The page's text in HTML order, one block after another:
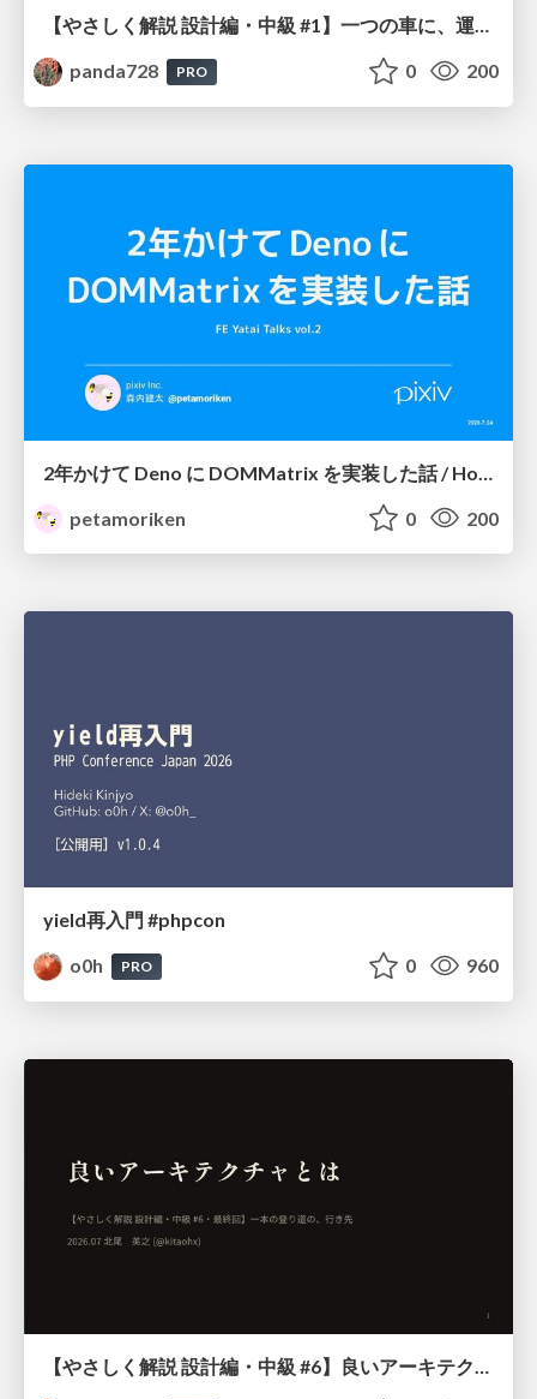
【やさしく解説 設計編・中級 #1】一つの車に、運転手は一人 ～ある倉庫システムの事例から～
panda728
PRO 0 200
petamoriken
0 200
yield再入門 #phpcon
o0h
PRO 0 960
【やさしく解説 設計編・中級 #6】良いアーキテクチャとは ～ 一本の登り道の、行き先 ～